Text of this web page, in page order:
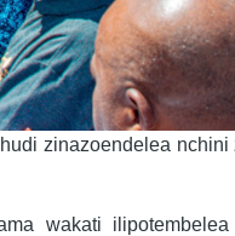
zinazoendelea nchini
wakati